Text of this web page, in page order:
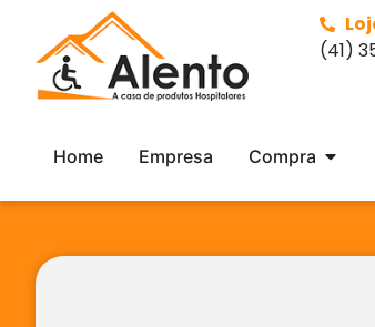
(41)
Home Empresa Compra